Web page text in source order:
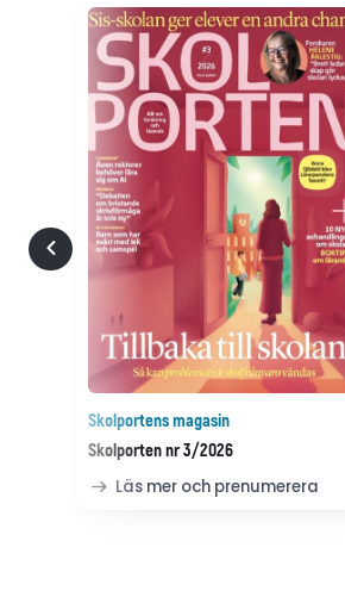
Skolportens magasin
Skolporten nr 3/2026
Läs mer och prenumerera